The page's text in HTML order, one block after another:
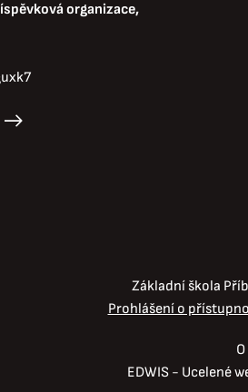
organizace
Základní škola
Prohlášení o
EDWIS - Ucelené